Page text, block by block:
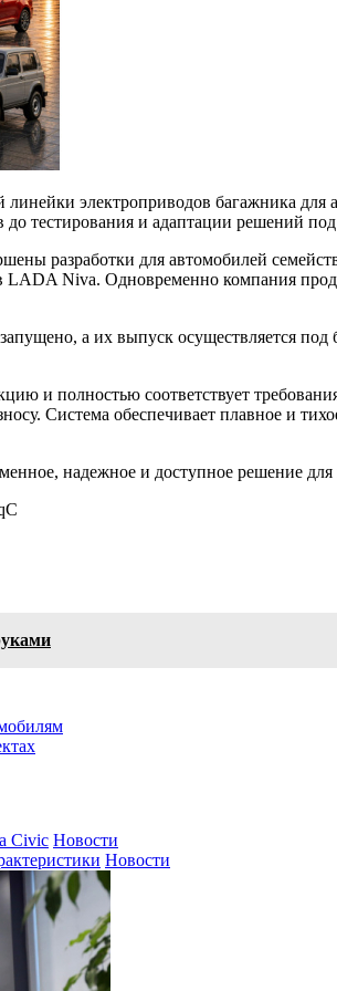
электроприводов багажника
тестирования и адаптации решений
разработки для автомобилей
Niva. Одновременно компания
а их выпуск осуществляется
и полностью соответствует
Система обеспечивает плавное и
надежное и доступное решение
Civic Новости
Новости